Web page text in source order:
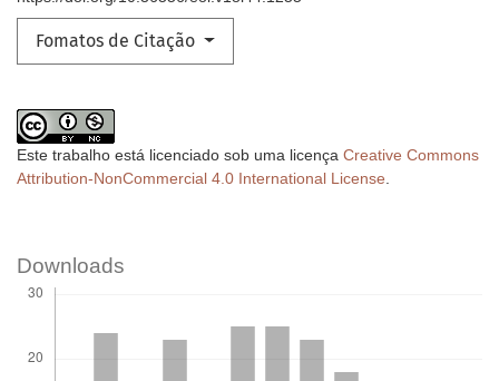
Fomatos de Citação
Este trabalho está licenciado sob uma licença Creative Commons
Attribution-NonCommercial 4.0 International License.
Downloads